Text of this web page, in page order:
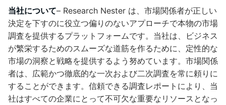
当社について– Research Nester は、市場関係者が正しい
決定を下すのに役立つ偏りのないアプローチで本物の市場
調査を提供するプラットフォームです。当社は、ビジネス
が繁栄するためのスムーズな道筋を作るために、定性的な
市場の洞察と戦略を提供するよう努めています。市場関係
者は、広範かつ徹底的な一次および二次調査を常に頼りに
することができます。信頼できる調査レポートにより、当
社はすべての企業にとって不可欠な重要なリソースとなっ